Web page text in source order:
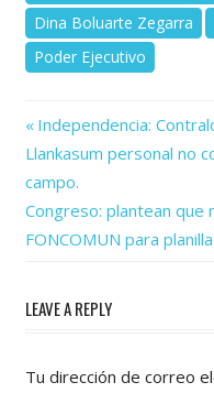
Dina Boluarte Zegarra
Poder Ejecutivo
Navegación
de
entradas
Previous
Post:
Independencia:
Llankasum personal no
campo.
Next
Post:
Congreso: plantean que
FONCOMUN para
LEAVE A REPLY
Tu dirección de correo